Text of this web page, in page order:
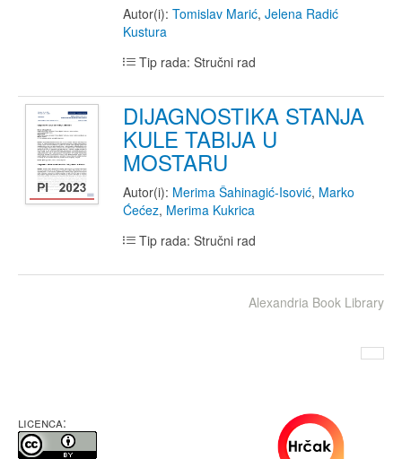
Autor(i): Tomislav Marić, Jelena Radić
Kustura
Tip rada: Stručni rad
DIJAGNOSTIKA STANJA
KULE TABIJA U
MOSTARU
Autor(i): Merima Šahinagić-Isović, Marko
Ćećez, Merima Kukrica
Tip rada: Stručni rad
Alexandria Book Library
LICENCA: